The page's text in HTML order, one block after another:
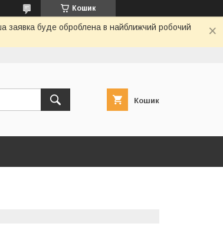
Кошик
заявка буде оброблена в найближчий робочий
Кошик